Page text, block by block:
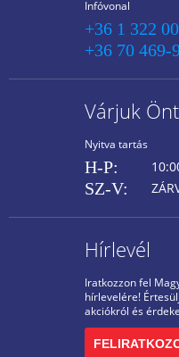
Infóvonal
+36 1 322
+36 70 469-
Várjuk
Nyitva tartás
H-P:
SZ-V:
Hírlevél
Iratkozzon fel
hírlevelére!
akciókról és